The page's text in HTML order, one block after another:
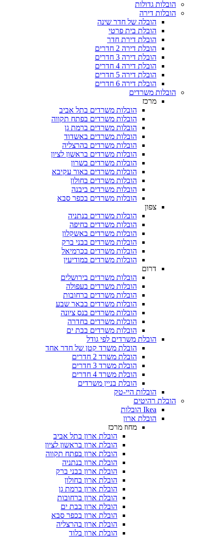
הובלה של חדר שינה
הובלות משרדים בתל אביב
הובלות משרדים בפתח תקווה
הובלות משרדים ברמת גן
הובלות משרדים באשדוד
הובלות משרדים בהרצליה
הובלות משרדים בראשון לציון
הובלות משרדים בשרון
הובלות משרדים באור עקיבא
הובלות משרדים בחולון
הובלות משרדים ביבנה
הובלות משרדים בכפר סבא
הובלות משרדים בנתניה
הובלות משרדים בחיפה
הובלות משרדים באשקלון
הובלות משרדים בבני ברק
הובלות משרדים בכרמיאל
הובלות משרדים במודיעין
הובלות משרדים בירושלים
הובלות משרדים בעפולה
הובלות משרדים ברחובות
הובלות משרדים בבאר שבע
הובלות משרדים בנס ציונה
הובלות משרדים בחדרה
הובלות משרדים בבת ים
הובלת משרדים לפי גודל
הובלת משרד קטן של חדר אחד
הובלת בניין משרדים
הובלת ארון בתל אביב
הובלת ארון בראשון לציון
הובלת ארון בפתח תקווה
הובלת ארון בנתניה
הובלת ארון בבני ברק
הובלת ארון בחולון
הובלת ארון ברמת גן
הובלת ארון ברחובות
הובלת ארון בבת ים
הובלת ארון בכפר סבא
הובלת ארון בהרצליה